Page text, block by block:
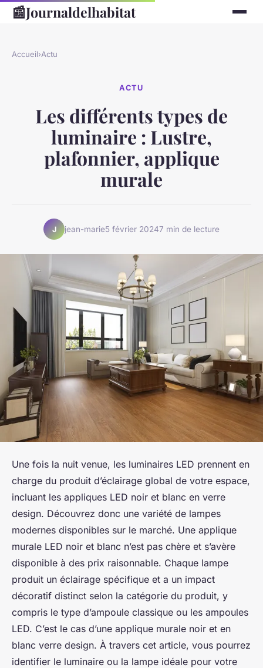
📰Journaldelhabitat
Accueil›Actu
ACTU
Les différents types de
luminaire : Lustre,
plafonnier, applique
murale
J jean-marie5 février 20247 min de lecture
Une fois la nuit venue, les luminaires LED prennent en
charge du produit d’éclairage global de votre espace,
incluant les appliques LED noir et blanc en verre
design. Découvrez donc une variété de lampes
modernes disponibles sur le marché. Une applique
murale LED noir et blanc n’est pas chère et s’avère
disponible à des prix raisonnable. Chaque lampe
produit un éclairage spécifique et a un impact
décoratif distinct selon la catégorie du produit, y
compris le type d’ampoule classique ou les ampoules
LED. C’est le cas d’une applique murale noir et en
blanc verre design. À travers cet article, vous pourrez
identifier le luminaire ou la lampe idéale pour votre